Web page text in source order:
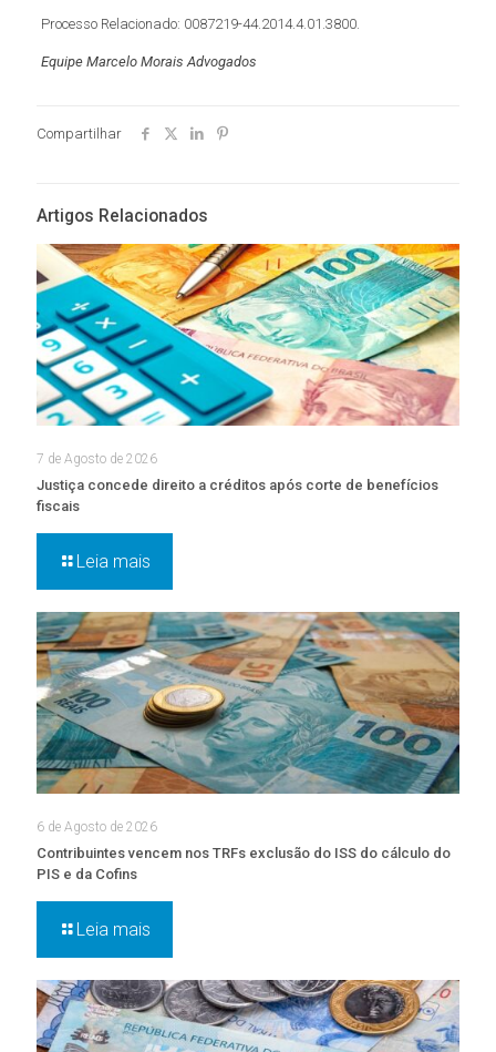
Processo Relacionado: 0087219-44.2014.4.01.3800.
Equipe Marcelo Morais Advogados
Compartilhar
Artigos Relacionados
7 de Agosto de 2026
Justiça concede direito a créditos após corte de benefícios
fiscais
Leia mais
6 de Agosto de 2026
Contribuintes vencem nos TRFs exclusão do ISS do cálculo do
PIS e da Cofins
Leia mais